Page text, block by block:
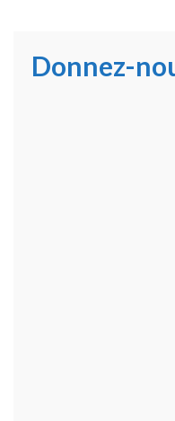
Donnez-